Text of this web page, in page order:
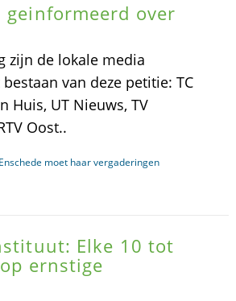
geinformeerd over
zijn de lokale media
van deze petitie: TC
Huis, UT Nieuws, TV
Oost..
moet haar vergaderingen
Elke 10 tot
ernstige